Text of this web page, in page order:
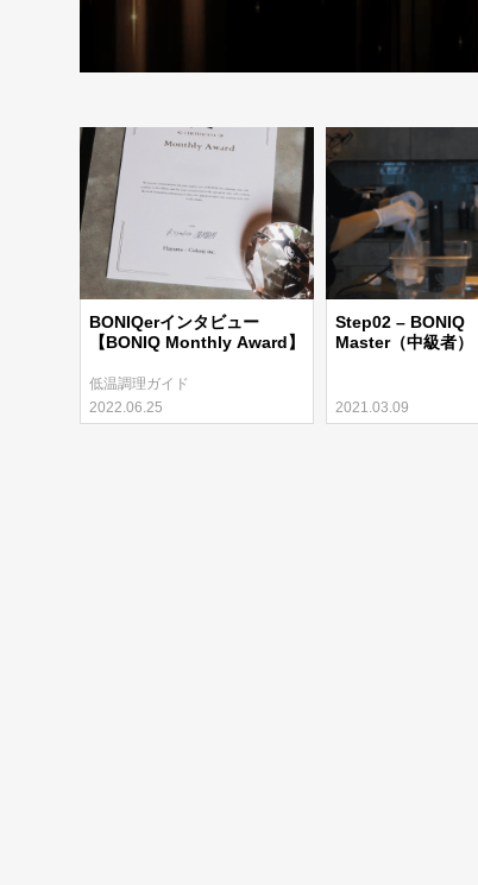
BONIQerインタビュー
【BONIQ Monthly Award】
低温調理ガイド
2022.06.25
Step02 – BONIQ
Master（中級者）
2021.03.09